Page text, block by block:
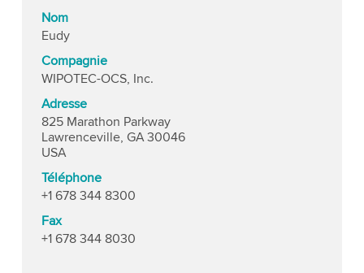
Nom
Eudy
Compagnie
WIPOTEC-OCS, Inc.
Adresse
825 Marathon Parkway
Lawrenceville, GA 30046
USA
Téléphone
+1 678 344 8300
Fax
+1 678 344 8030